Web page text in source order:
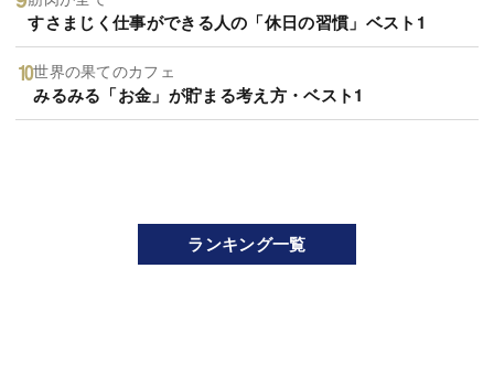
すさまじく仕事ができる人の「休日の習慣」ベスト1
世界の果てのカフェ
みるみる「お金」が貯まる考え方・ベスト1
ランキング一覧